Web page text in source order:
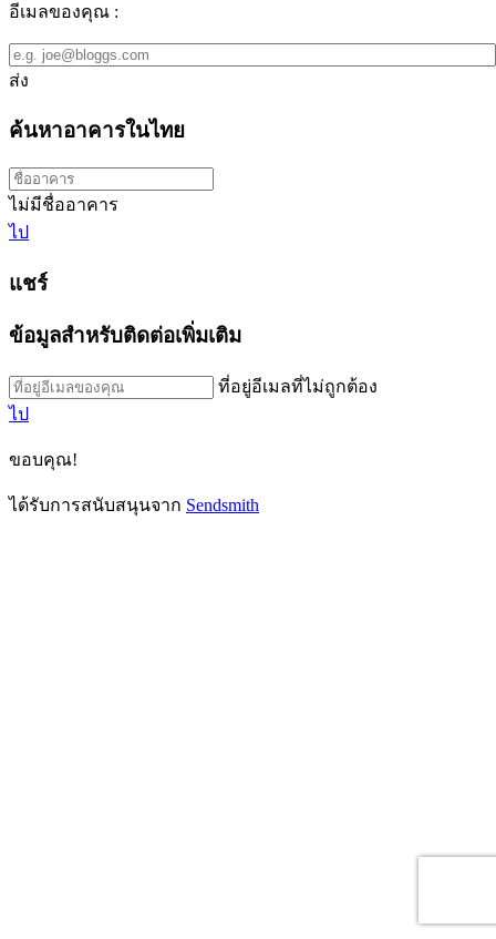
อีเมลของคุณ :
ส่ง
ค้นหาอาคารในไทย
ไม่มีชื่ออาคาร
ไป
แชร์
ข้อมูลสำหรับติดต่อเพิ่มเติม
ที่อยู่อีเมลที่ไม่ถูกต้อง
ไป
ขอบคุณ!
ได้รับการสนับสนุนจาก Sendsmith